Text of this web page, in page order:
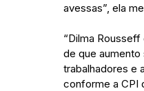
avessas”, ela
“Dilma
de que
trabalhadores e
conforme a CPI